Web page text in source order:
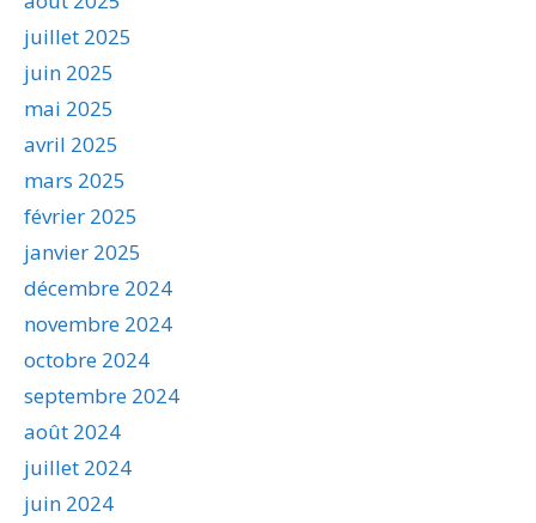
juillet 2025
juin 2025
mai 2025
avril 2025
mars 2025
février 2025
janvier 2025
décembre 2024
novembre 2024
octobre 2024
septembre 2024
août 2024
juillet 2024
juin 2024